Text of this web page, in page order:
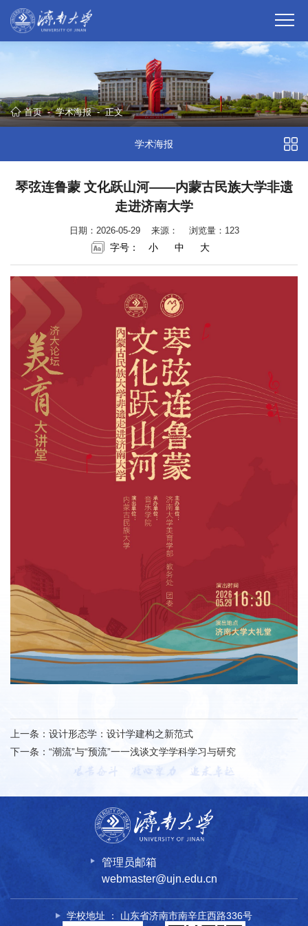
首页 - 学术海报 - 正文
学术海报
琴弦连鲁蒙 文化跃山河——内蒙古民族大学非遗
走进济南大学
日期：2026-05-29 来源： 浏览量： 123
字号： 小 中 大
上一条： 设计形态学：设计学建构之新范式
下一条： “潮流”与“预流”一一浅谈文学学科学习与研究
管理员邮箱
webmaster@ujn.edu.cn
学校地址 ： 山东省济南市南辛庄西路336号